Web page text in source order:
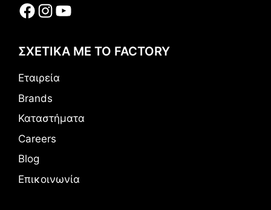
Facebook
Instagram
YouTube
ΣΧΕΤΙΚΑ ΜΕ ΤΟ FACTORY
Εταιρεία
Brands
Καταστήματα
Careers
Blog
Επικοινωνία